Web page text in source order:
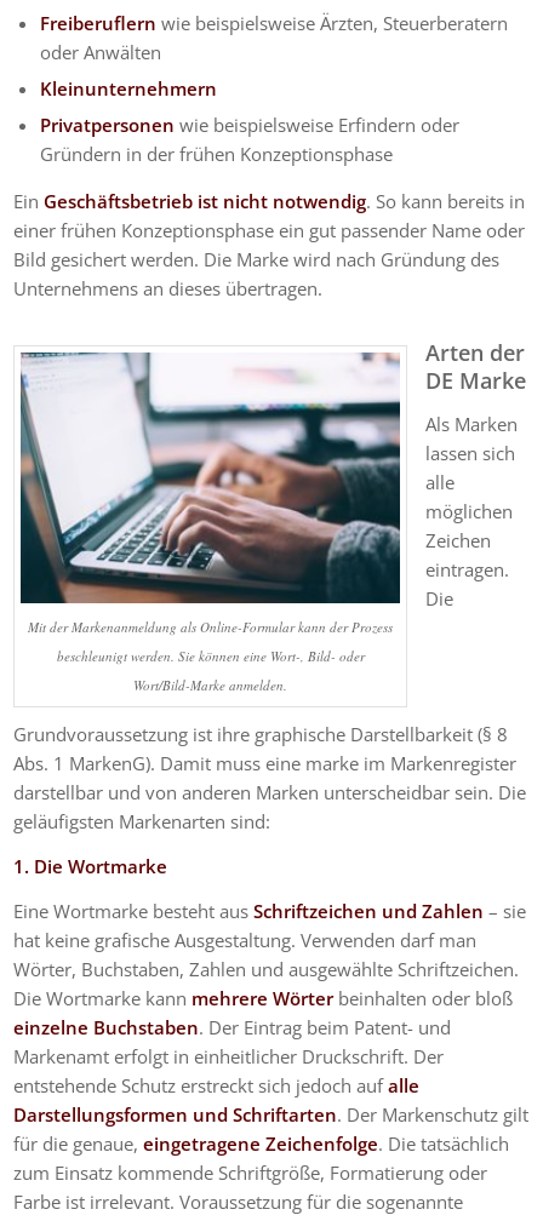
Freiberuflern wie beispielsweise Ärzten, Steuerberatern
oder Anwälten
Kleinunternehmern
Privatpersonenwie beispielsweise Erfindern oder
Gründern in der frühen Konzeptionsphase
Ein Geschäftsbetrieb ist nicht notwendig. So kann bereits in
einer frühen Konzeptionsphase ein gut passender Name oder
Bild gesichert werden. Die Marke wird nach Gründung des
Unternehmens an dieses übertragen.
Mit der Markenanmeldung als Online-Formular kann der Prozess
beschleunigt werden. Sie können eine Wort-, Bild- oder
Wort/Bild-Marke anmelden.
Arten der
DE Marke
Als Marken
lassen sich
alle
möglichen
Zeichen
eintragen.
Die
Grundvoraussetzung ist ihre graphische Darstellbarkeit (§ 8
Abs. 1 MarkenG). Damit muss eine marke im Markenregister
darstellbar und von anderen Marken unterscheidbar sein. Die
geläufigsten Markenarten sind:
1. Die Wortmarke
Eine Wortmarke besteht ausSchriftzeichen und Zahlen – sie
hat keine grafische Ausgestaltung. Verwenden darf man
Wörter, Buchstaben, Zahlen und ausgewählte Schriftzeichen.
Die Wortmarke kann mehrere Wörterbeinhalten oder bloß
einzelne Buchstaben. Der Eintrag beim Patent- und
Markenamt erfolgt in einheitlicher Druckschrift. Der
entstehende Schutz erstreckt sich jedoch aufalle
Darstellungsformen und Schriftarten. Der Markenschutz gilt
für die genaue, eingetragene Zeichenfolge. Die tatsächlich
zum Einsatz kommende Schriftgröße, Formatierung oder
Farbe ist irrelevant. Voraussetzung für die sogenannte